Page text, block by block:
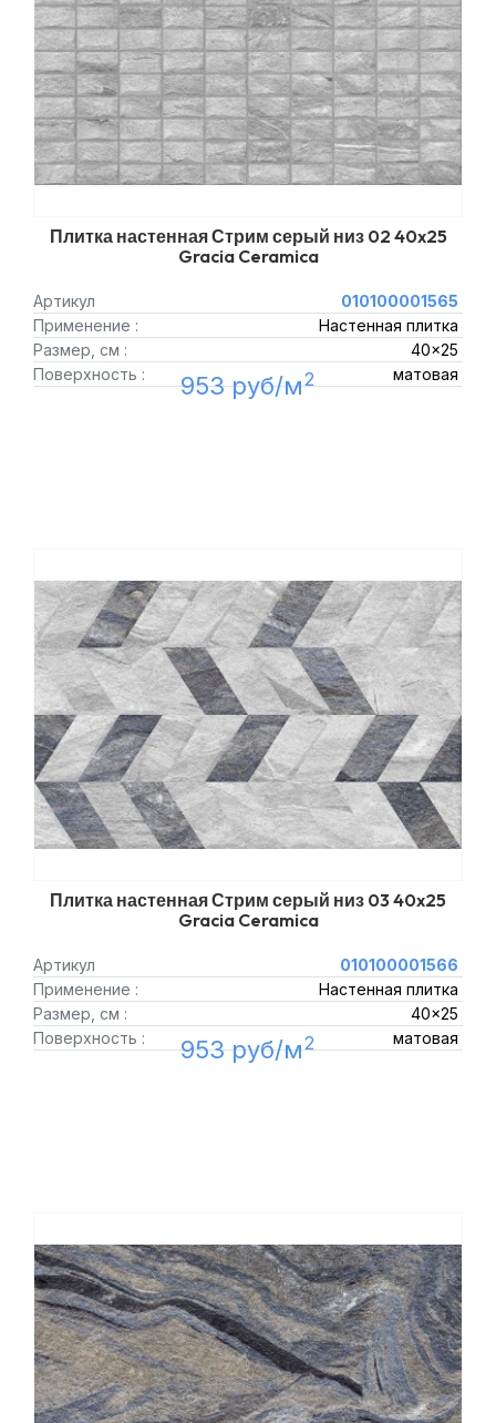
Плитка настенная Стрим серый низ 02 40x25
Gracia Ceramica
Артикул
010100001565
Применение :
Настенная плитка
Размер, см :
40x25
Поверхность :
матовая
953 руб/м2
Плитка настенная Стрим серый низ 03 40x25
Gracia Ceramica
Артикул
010100001566
Применение :
Настенная плитка
Размер, см :
40x25
Поверхность :
матовая
953 руб/м2